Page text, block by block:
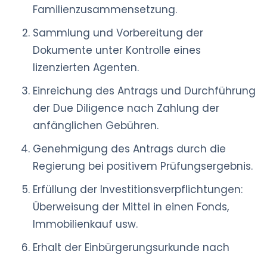
Familienzusammensetzung.
Sammlung und Vorbereitung der
Dokumente unter Kontrolle eines
lizenzierten Agenten.
Einreichung des Antrags und Durchführung
der Due Diligence nach Zahlung der
anfänglichen Gebühren.
Genehmigung des Antrags durch die
Regierung bei positivem Prüfungsergebnis.
Erfüllung der Investitionsverpflichtungen:
Überweisung der Mittel in einen Fonds,
Immobilienkauf usw.
Erhalt der Einbürgerungsurkunde nach